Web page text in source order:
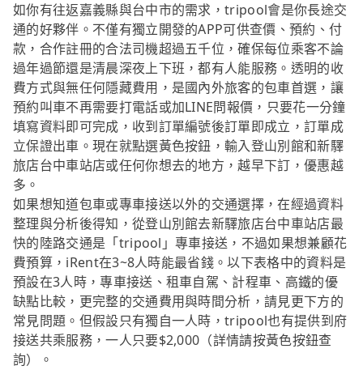
如你有往返嘉義縣與台中市的需求，tripool會是你長途交
通的好夥伴。不僅有獨立開發的APP可供查價、預約、付
款，合作註冊的合法司機超過五千位，確保每位乘客不論
過年過節還是清晨深夜上下班，都有人能服務。透明的收
費方式與無任何隱藏費用，是國內外旅客的包車首選，讓
預約叫車不再需要打電話或加LINE問報價，只要花一分鐘
填寫資料即可完成，收到訂單編號後訂單即成立，訂單成
立保證出車。現在就點選黃色按鈕，輸入登山別館和新驛
旅店台中車站店或任何你想去的地方，越早下訂，優惠越
多。
如果想知道包車或專車接送以外的交通選擇，在經過資料
整理與分析後得知，從登山別館去新驛旅店台中車站店最
快的陸路交通是「tripool」專車接送，不過如果想兼顧花
費預算，iRent在3~8人時能最省錢。以下表格中的資料是
預設在3人時，專車接送、租車自駕、計程車、高鐵的優
缺點比較，更完整的交通費用與時間分析，請見更下方的
常見問題。但假設只有獨自一人時，tripool也有提供到府
接送共乘服務，一人只要$2,000（詳情請按黃色按鈕查
詢）。